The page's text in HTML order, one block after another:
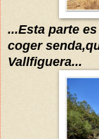
...Esta parte
coger
Vallfiguera...